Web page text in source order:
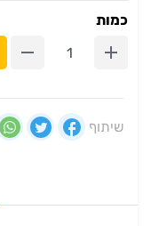
כמות
שיתוף